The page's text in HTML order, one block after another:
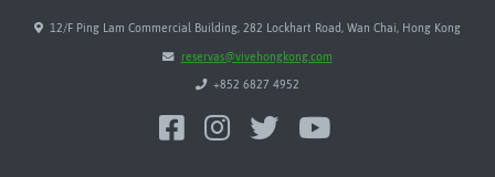
12/F Ping Lam Commercial Building, 282 Lockhart Road, Wan Chai, Hong Kong
reservas@vivehongkong.com
+852 6827 4952